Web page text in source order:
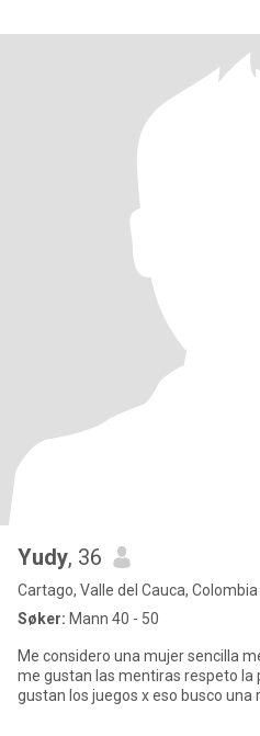
Yudy, 36
Cartago, Valle del Cauca, Colombia
Søker: Mann 40 - 50
Me considero una mujer sencilla
me gustan las mentiras respeto la
gustan los juegos x eso busco una